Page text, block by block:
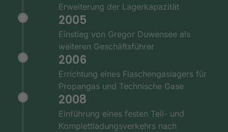
Erweiterung der Lagerkapazität
2005
Einstieg von Gregor Duwensee als
weiteren Geschäftsführer
2006
Errichtung eines Flaschengaslagers für
Propangas und Technische Gase
2008
Einführung eines festen Teil- und
Komplettladungsverkehrs nach